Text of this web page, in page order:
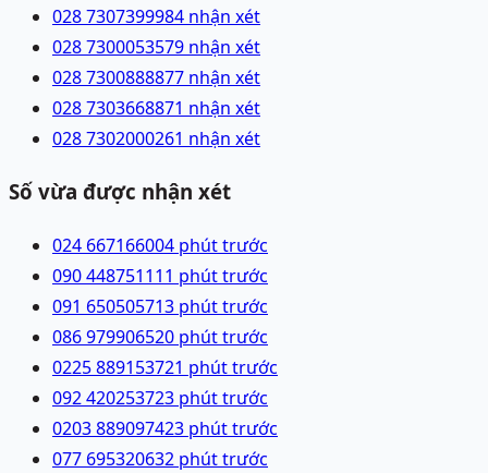
028 7307399984 nhận xét
028 7300053579 nhận xét
028 7300888877 nhận xét
028 7303668871 nhận xét
028 7302000261 nhận xét
Số vừa được nhận xét
024 667166004 phút trước
090 448751111 phút trước
091 650505713 phút trước
086 979906520 phút trước
0225 889153721 phút trước
092 420253723 phút trước
0203 889097423 phút trước
077 695320632 phút trước